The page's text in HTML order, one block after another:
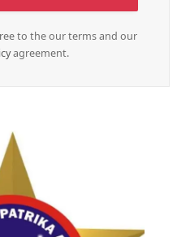
to the our terms and our
agreement.